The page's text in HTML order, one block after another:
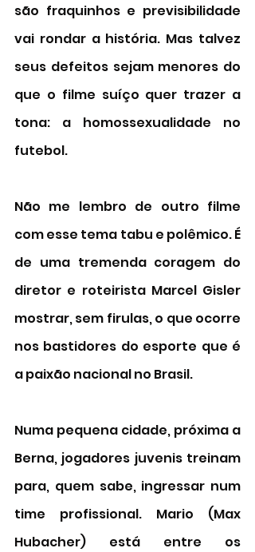
são fraquinhos e previsibilidade
vai rondar a história. Mas talvez
seus defeitos sejam menores do
que o filme suíço quer trazer a
tona: a homossexualidade no
futebol.
Não me lembro de outro filme
com esse tema tabu e polêmico. É
de uma tremenda coragem do
diretor e roteirista Marcel Gisler
mostrar, sem firulas, o que ocorre
nos bastidores do esporte que é
a paixão nacional no Brasil.
Numa pequena cidade, próxima a
Berna, jogadores juvenis treinam
para, quem sabe, ingressar num
time profissional. Mario (Max
Hubacher) está entre os